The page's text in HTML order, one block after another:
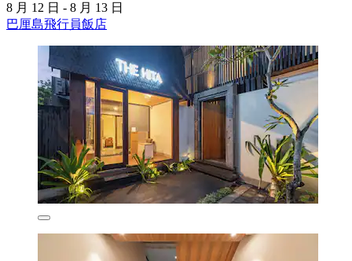
8 月 12 日 - 8 月 13 日
巴厘島飛行員飯店